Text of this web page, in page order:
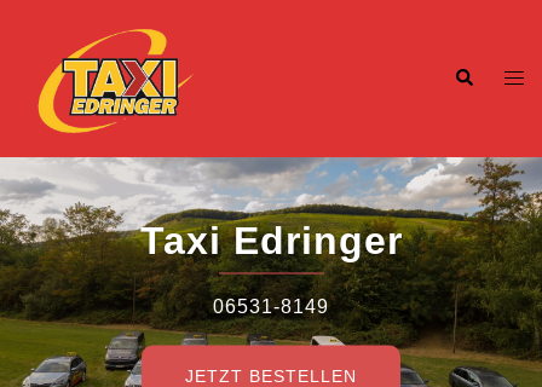
Inhalt
springen
Suche
Taxi Edringer
06531-8149
JETZT BESTELLEN